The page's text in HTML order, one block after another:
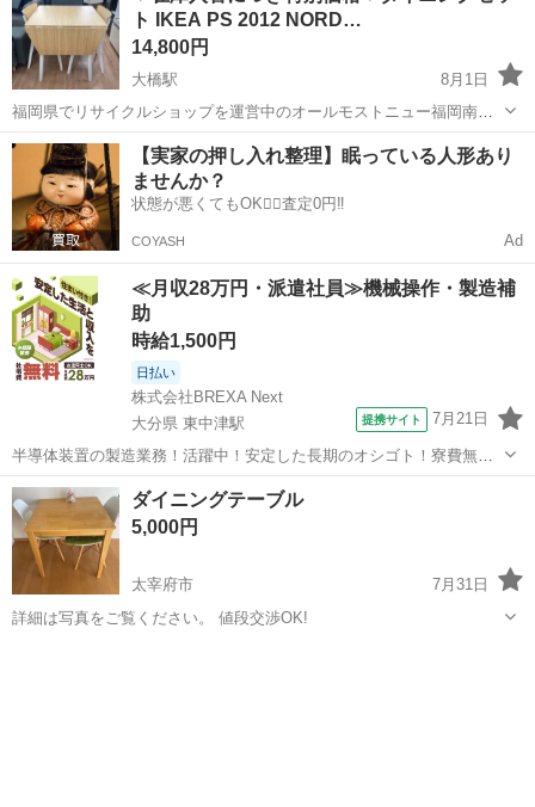
来ていただけ...
ト IKEA PS 2012 NORD…
14,800円
大橋駅
8月1日
福岡県でリサイクルショップを運営中のオールモストニュー福岡南店
舗です。 ・投稿担当:東 ⚠️商品購入後、ご自身でお持ち帰りされる場
合、お手伝いできない場合がございます。必ず大型商品の場合、お二
人でご来店をお願いし...
福岡 福岡市 大橋駅 ダイニングセット 仮予約
【実家の押し入れ整理】眠っている人形あり
ませんか？
状態が悪くてもOK🙆‍♀️査定0円‼️
COYASH Ad
≪月収28万円・派遣社員≫機械操作・製造補
助
時給1,500円
日払い
株式会社BREXA Next
大分県 東中津駅
提携サイト 7月21日
半導体装置の製造業務！活躍中！安定した長期のオシゴト！寮費無料
★赴任旅費会社負担◎20代～40代の男性活躍中★未経験活躍中！高時
給1,500円！《大分県中津市》 人気の工場のお仕事 ◇半導体装置内部
のシート製造◇ ＊クリー...
大分 中津市 東中津駅 その他
ダイニングテーブル
5,000円
太宰府市
7月31日
詳細は写真をご覧ください。 値段交渉OK!